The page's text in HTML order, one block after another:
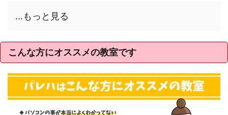
...もっと見る
こんな方にオススメの教室です